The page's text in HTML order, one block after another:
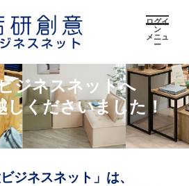
ログイ
ン
メニュ
ー
ジネスネットへ
しくださいました！
ジネスネット」は、